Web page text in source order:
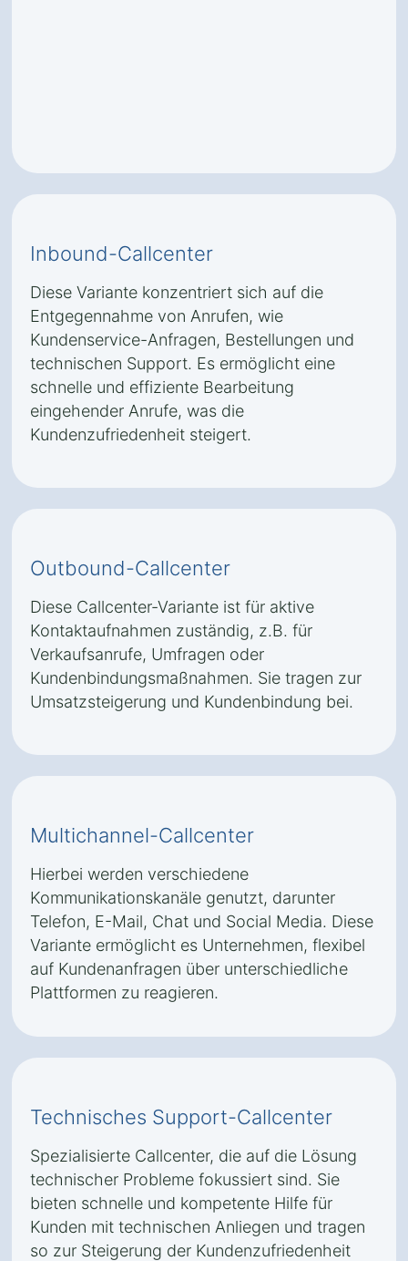
Inbound-Callcenter
Diese Variante konzentriert sich auf die
Entgegennahme von Anrufen, wie
Kundenservice-Anfragen, Bestellungen und
technischen Support. Es ermöglicht eine
schnelle und effiziente Bearbeitung
eingehender Anrufe, was die
Kundenzufriedenheit steigert.
Outbound-Callcenter
Diese Callcenter-Variante ist für aktive
Kontaktaufnahmen zuständig, z.B. für
Verkaufsanrufe, Umfragen oder
Kundenbindungsmaßnahmen. Sie tragen zur
Umsatzsteigerung und Kundenbindung bei.
Multichannel-Callcenter
Hierbei werden verschiedene
Kommunikationskanäle genutzt, darunter
Telefon, E-Mail, Chat und Social Media. Diese
Variante ermöglicht es Unternehmen, flexibel
auf Kundenanfragen über unterschiedliche
Plattformen zu reagieren.
Technisches Support-Callcenter
Spezialisierte Callcenter, die auf die Lösung
technischer Probleme fokussiert sind. Sie
bieten schnelle und kompetente Hilfe für
Kunden mit technischen Anliegen und tragen
so zur Steigerung der Kundenzufriedenheit